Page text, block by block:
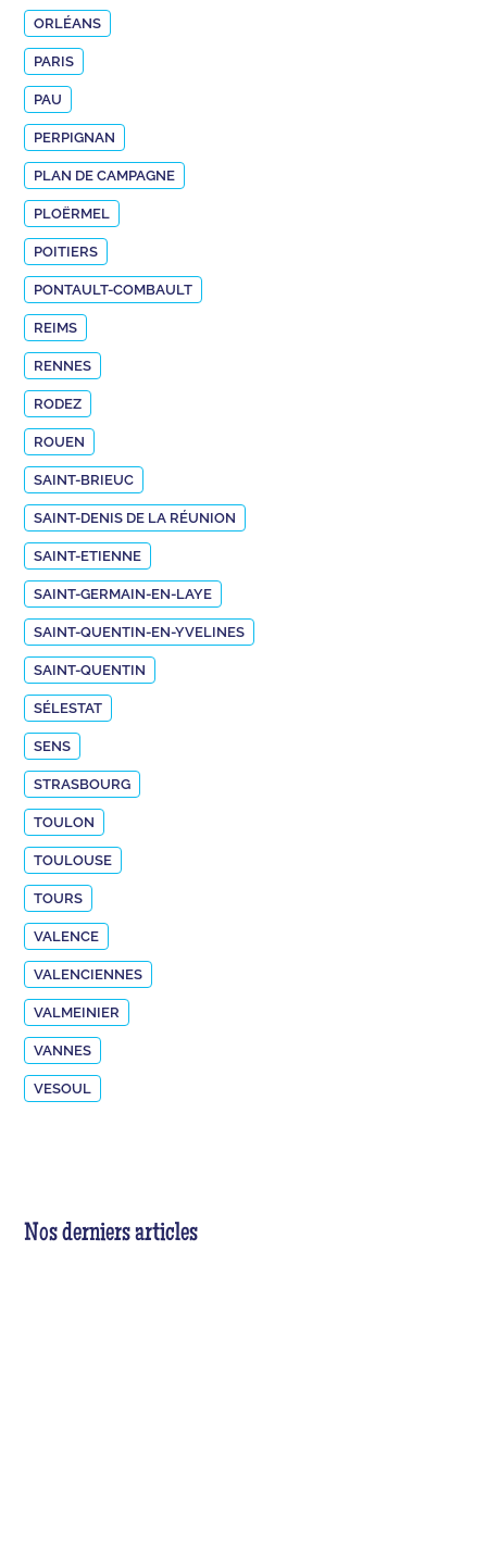
ORLÉANS
PARIS
PAU
PERPIGNAN
PLAN DE CAMPAGNE
PLOËRMEL
POITIERS
PONTAULT-COMBAULT
REIMS
RENNES
RODEZ
ROUEN
SAINT-BRIEUC
SAINT-DENIS DE LA RÉUNION
SAINT-ETIENNE
SAINT-GERMAIN-EN-LAYE
SAINT-QUENTIN-EN-YVELINES
SAINT-QUENTIN
SÉLESTAT
SENS
STRASBOURG
TOULON
TOULOUSE
TOURS
VALENCE
VALENCIENNES
VALMEINIER
VANNES
VESOUL
Nos derniers articles